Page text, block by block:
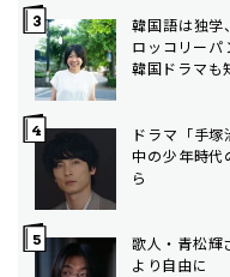
韓国語は独
ロッコリー
韓国ドラマも
ドラマ「手
中の少年時代
ら
歌人・青松輝
より自由に